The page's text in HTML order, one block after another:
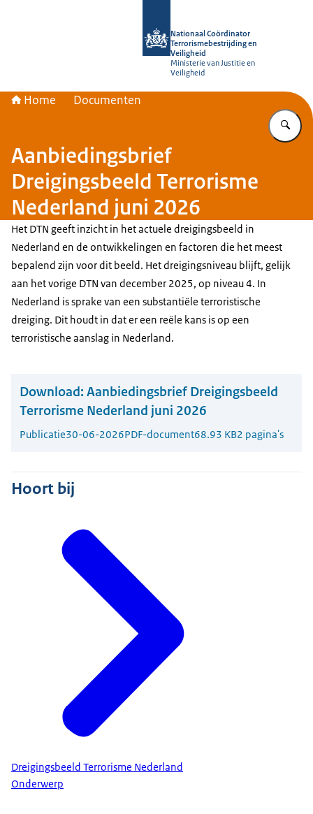
Nationaal Coördinator
Terrorismebestrijding en
Veiligheid
Ministerie van Justitie en
Veiligheid
Home Documenten
Aanbiedingsbrief
Dreigingsbeeld Terrorisme
Nederland juni 2026
Het DTN geeft inzicht in het actuele dreigingsbeeld in
Nederland en de ontwikkelingen en factoren die het meest
bepalend zijn voor dit beeld. Het dreigingsniveau blijft, gelijk
aan het vorige DTN van december 2025, op niveau 4. In
Nederland is sprake van een substantiële terroristische
dreiging. Dit houdt in dat er een reële kans is op een
terroristische aanslag in Nederland.
Download: Aanbiedingsbrief Dreigingsbeeld
Terrorisme Nederland juni 2026
Publicatie30-06-2026PDF-document68.93 KB2 pagina's
Hoort bij
Dreigingsbeeld Terrorisme Nederland
Onderwerp